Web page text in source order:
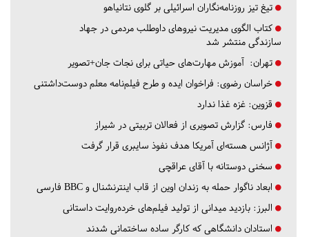
تیغ تیز روزنامه‌نگاران اسرائیلی بر گلوی نتانیاهو
کتاب الگوی مدیریت نیروهای داوطلب مردمی در جهاد
سازندگی منتشر شد
تهران: آموزش مهارت‌های حیاتی برای نجات جان+تصویر
خراسان رضوی: فراخوان ایده و طرح فیلم‌نامه معلم دوست‌داشتنی
قزوین: غزه غذا ندارد
فارس: گزارش تصویری از فعالان تربیتی در شیراز
آژانس هسته‌ای آمریکا هدف نفوذ سایبری قرار گرفت
سخنی دوستانه با آقای عراقچی
ابعاد ناگوار حمله به زندان اوین از قاب اینترنشنال و BBC فارسی
البرز: بازدید میدانی از تولید فیلم‌های خرده‌روایت داستانی
استادان دانشگاهی که کارگر ساده ساختمانی شدند